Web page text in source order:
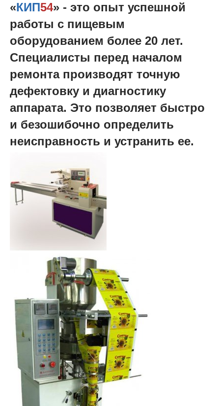
«КИП54» - это опыт успешной
работы с пищевым
оборудованием более 20 лет.
Специалисты перед началом
ремонта производят точную
дефектовку и диагностику
аппарата. Это позволяет быстро
и безошибочно определить
неисправность и устранить ее.